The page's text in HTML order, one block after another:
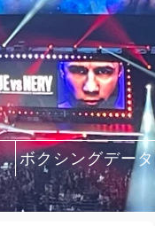
ボクシングデータ